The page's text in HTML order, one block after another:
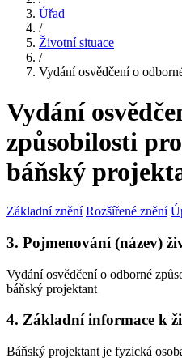
Úřad
/
Životní situace
/
Vydání osvědčení o
Vydání
způsobilosti
báňský
Základní znění Rozšířené znění
3. Pojmenování (název)
Vydání osvědčení o odborné
báňský projektant
4. Základní informace k
Báňský projektant je fyzická